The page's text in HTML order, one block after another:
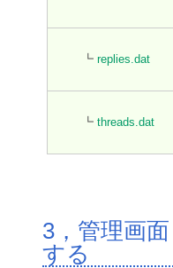
┗ replies.dat
┗ threads.dat
3，管理画
する